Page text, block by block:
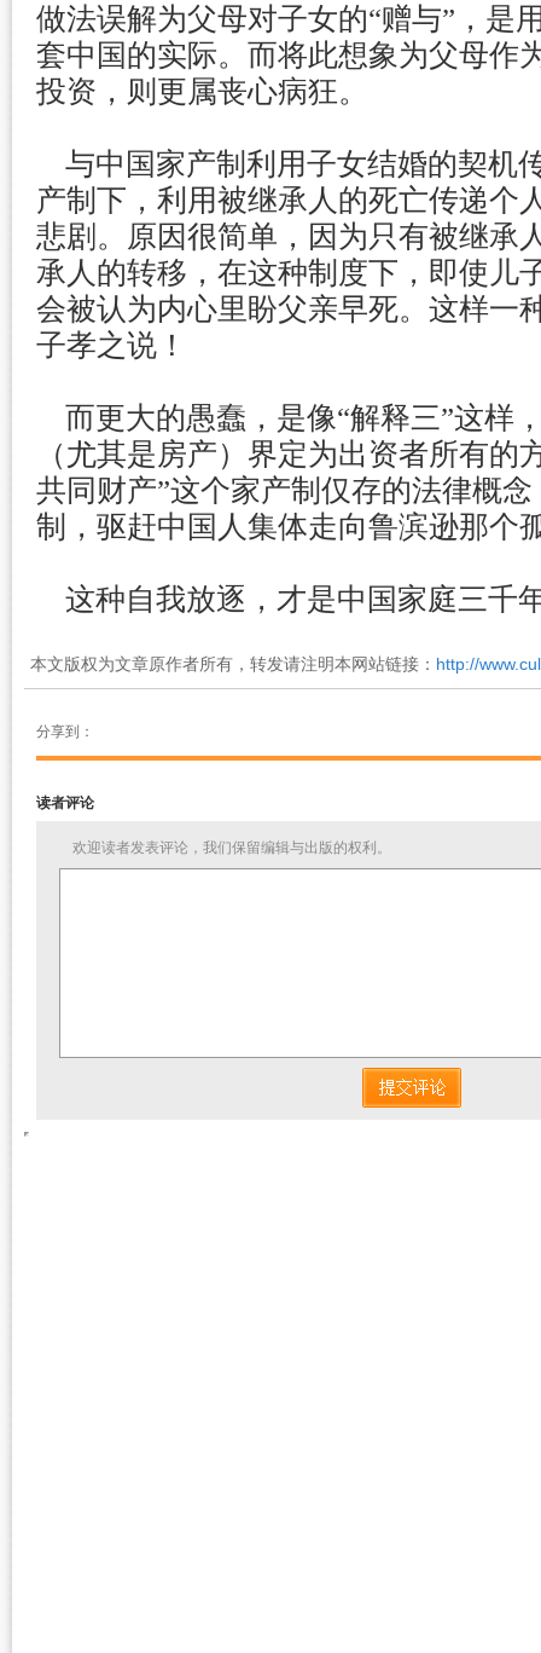
做法误解为父母对子女的“赠与”，是
套中国的实际。而将此想象为父母作
投资，则更属丧心病狂。
与中国家产制利用子女结婚的契机
产制下，利用被继承人的死亡传递个
悲剧。原因很简单，因为只有被继承
承人的转移，在这种制度下，即使儿
会被认为内心里盼父亲早死。这样一
子孝之说！
而更大的愚蠢，是像“解释三”这样
（尤其是房产）界定为出资者所有的
共同财产”这个家产制仅存的法律概
制，驱赶中国人集体走向鲁滨逊那个
这种自我放逐，才是中国家庭三千
本文版权为文章原作者所有，转发请注明本网站链接： http://
分享到：